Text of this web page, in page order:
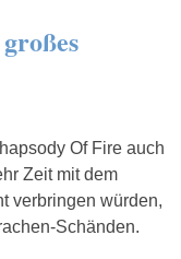
Of Fire auch
Zeit mit dem
verbringen würden,
Schänden.